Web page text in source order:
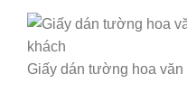
Giấy dán tường hoa